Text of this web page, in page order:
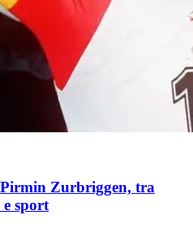
Zurbriggen, tra
sport